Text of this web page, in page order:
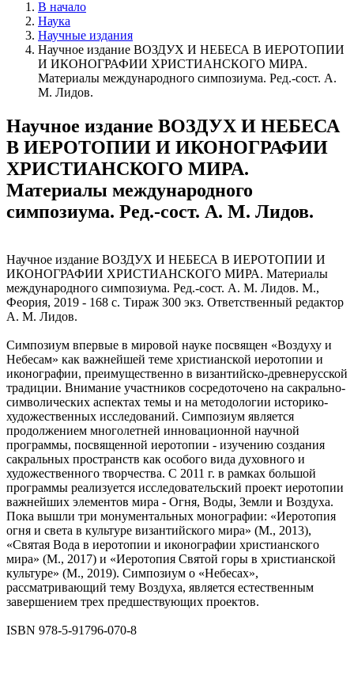
В начало
Наука
Научные издания
Научное издание ВОЗДУХ И НЕБЕСА В ИЕРОТОПИИ
И ИКОНОГРАФИИ ХРИСТИАНСКОГО МИРА.
Материалы международного симпозиума. Ред.-сост. А.
М. Лидов.
Научное издание ВОЗДУХ И НЕБЕСА
В ИЕРОТОПИИ И ИКОНОГРАФИИ
ХРИСТИАНСКОГО МИРА.
Материалы международного
симпозиума. Ред.-сост. А. М. Лидов.
Научное издание ВОЗДУХ И НЕБЕСА В ИЕРОТОПИИ И
ИКОНОГРАФИИ ХРИСТИАНСКОГО МИРА. Материалы
международного симпозиума. Ред.-сост. А. М. Лидов. М.,
Феория, 2019 - 168 с. Тираж 300 экз. Ответственный редактор
А. М. Лидов.
Симпозиум впервые в мировой науке посвящен «Воздуху и
Небесам» как важнейшей теме христианской иеротопии и
иконографии, преимущественно в византийско-древнерусской
традиции. Внимание участников сосредоточено на сакрально-
символических аспектах темы и на методологии историко-
художественных исследований. Симпозиум является
продолжением многолетней инновационной научной
программы, посвященной иеротопии - изучению создания
сакральных пространств как особого вида духовного и
художественного творчества. С 2011 г. в рамках большой
программы реализуется исследовательский проект иеротопии
важнейших элементов мира - Огня, Воды, Земли и Воздуха.
Пока вышли три монументальных монографии: «Иеротопия
огня и света в культуре византийского мира» (М., 2013),
«Святая Вода в иеротопии и иконографии христианского
мира» (М., 2017) и «Иеротопия Святой горы в христианской
культуре» (М., 2019). Симпозиум о «Небесах»,
рассматривающий тему Воздуха, является естественным
завершением трех предшествующих проектов.
ISBN 978-5-91796-070-8